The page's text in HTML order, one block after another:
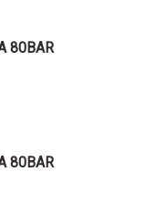
80BAR
80BAR